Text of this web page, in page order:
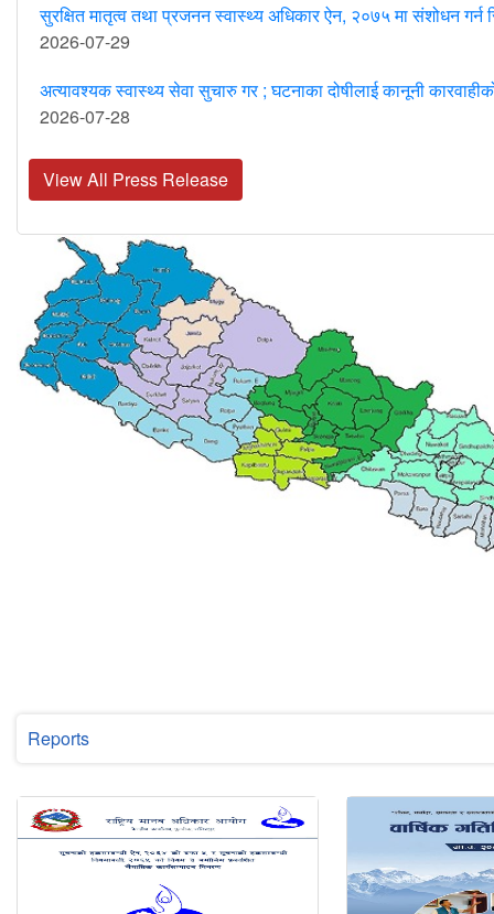
सुरक्षित मातृत्व तथा प्रजनन स्वास्थ्य अधिकार ऐन, २०७५ मा संशोधन
2026-07-29
अत्यावश्यक स्वास्थ्य सेवा सुचारु गर ; घटनाका दोषीलाई कानूनी
2026-07-28
View All Press Release
Reports